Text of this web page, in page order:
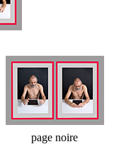
page noire